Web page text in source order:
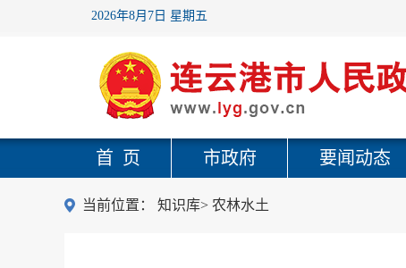
2026年8月7日 星期五
首 页 市政府 要闻动态
当前位置： 知识库> 农林水土